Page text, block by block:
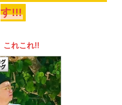
す!!!
これこれ!!